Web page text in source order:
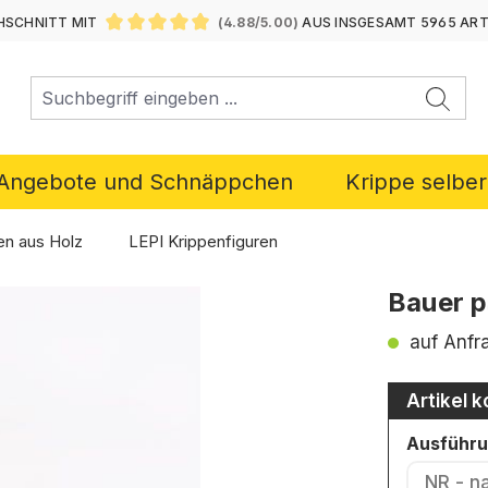
MIT
(4.88/5.00) AUS INSGESAMT 5965
und Schnäppchen Krippe
aus Holz LEPI Krippenfiguren
Bauer
auf
Artikel
NR -